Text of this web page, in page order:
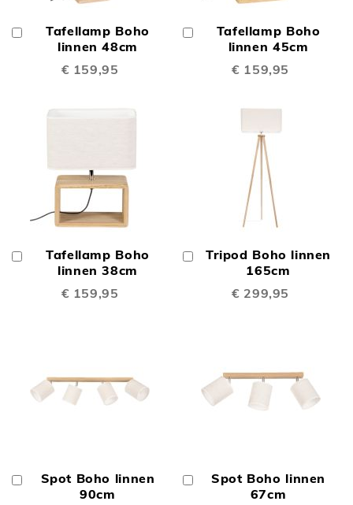
Tafellamp Boho
linnen 48cm
€ 159,95
Winkelwagen
Tafellamp Boho
linnen 45cm
€ 159,95
Winkelwagen
Tafellamp Boho
linnen 38cm
€ 159,95
Winkelwagen
Tripod Boho linnen
165cm
€ 299,95
In
Winkelwagen
Spot Boho linnen
90cm
Winkelwagen
Spot Boho linnen
67cm
Winkelwagen